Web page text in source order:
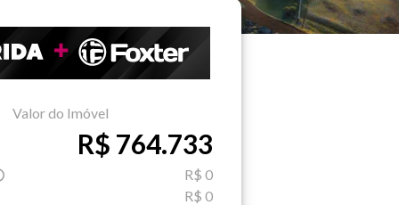
Valor do Imóvel
R$ 764.733
R$ 0
R$ 0